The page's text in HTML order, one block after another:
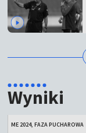
Wyniki
ME 2024, FAZA PUCHAROWA